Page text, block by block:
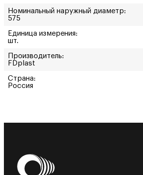
Номинальный наружный диаметр:
575
Единица измерения:
шт.
Производитель:
FDplast
Страна:
Россия